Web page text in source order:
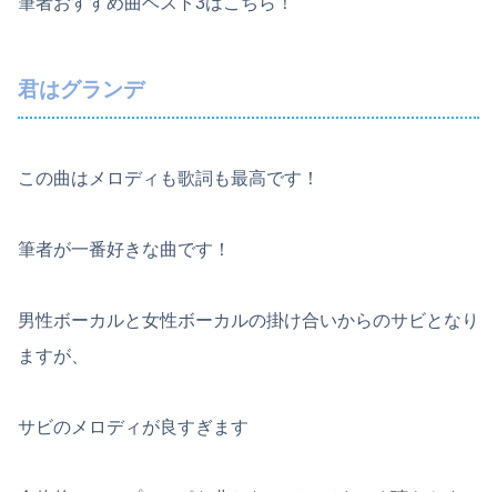
君はグランデ
この曲はメロディも歌詞も最高です！
筆者が一番好きな曲です！
男性ボーカルと女性ボーカルの掛け合いからのサビとなり
ますが、
サビのメロディが良すぎます